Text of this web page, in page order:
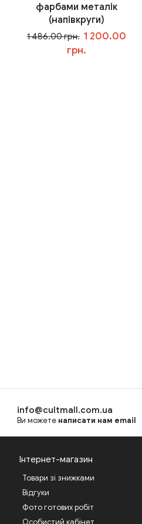
фарбами металік
(напівкруги)
1 486.00 грн. 1 200.00
грн.
info@cultmall.com.ua
Ви можете написати нам email
Інтернет-магазин
Товари зі знижками
Відгуки
Фото готових робіт
Особистий кабінет